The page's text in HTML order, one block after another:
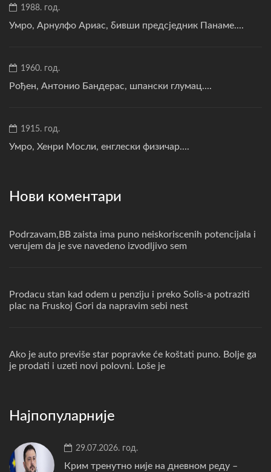
1988. год.
Умро, Арнулфо Ариас, бивши предсједник Панаме....
1960. год.
Рођен, Антонио Бандерас, шпански глумац....
1915. год.
Умро, Хенри Мосли, енглески физичар....
Нови коментари
Podrzavam,BB zaista ima puno neiskoriscenih potencijala i
verujem da je sve navedeno izvodljivo sem
Prodacu stan kad odem u penziju i preko Solis-a potraziti
plac na Fruskoj Gori da napravim sebi nest
Ako je auto previše star popravke će koštati puno. Bolje ga
je prodati i uzeti novi polovni. Loše je
Најпопуларније
29.07.2026. год.
Крим тренутно није на дневном реду –